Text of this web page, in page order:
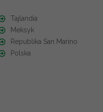
Tajlandia
Meksyk
Republika San Marino
Polska